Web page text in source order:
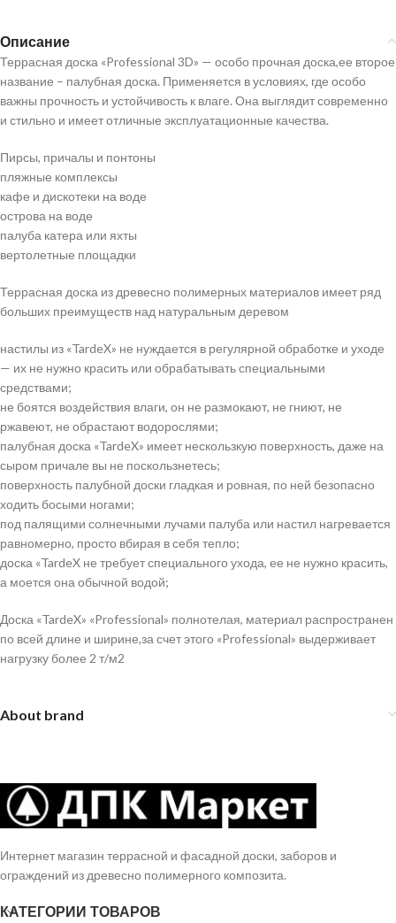
Описание
Террасная доска «Professional 3D» — особо прочная доска,ее второе
название – палубная доска. Применяется в условиях, где особо
важны прочность и устойчивость к влаге. Она выглядит современно
и стильно и имеет отличные эксплуатационные качества.
Пирсы, причалы и понтоны
пляжные комплексы
кафе и дискотеки на воде
острова на воде
палуба катера или яхты
вертолетные площадки
Террасная доска из древесно полимерных материалов имеет ряд
больших преимуществ над натуральным деревом
настилы из «TardeX» не нуждается в регулярной обработке и уходе
— их не нужно красить или обрабатывать специальными
средствами;
не боятся воздействия влаги, он не размокают, не гниют, не
ржавеют, не обрастают водорослями;
палубная доска «TardeX» имеет нескользкую поверхность, даже на
сыром причале вы не поскользнетесь;
поверхность палубной доски гладкая и ровная, по ней безопасно
ходить босыми ногами;
под палящими солнечными лучами палуба или настил нагревается
равномерно, просто вбирая в себя тепло;
доска «TardeX не требует специального ухода, ее не нужно красить,
а моется она обычной водой;
Доска «TardeX» «Professional» полнотелая, материал распространен
по всей длине и ширине,за счет этого «Professional» выдерживает
нагрузку более 2 т/м2
About brand
Интернет магазин террасной и фасадной доски, заборов и
ограждений из древесно полимерного композита.
КАТЕГОРИИ ТОВАРОВ